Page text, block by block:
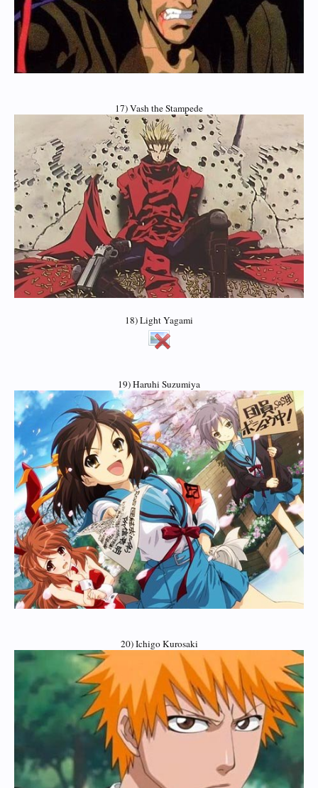
17) Vash the Stampede
18) Light Yagami
19) Haruhi Suzumiya
20) Ichigo Kurosaki